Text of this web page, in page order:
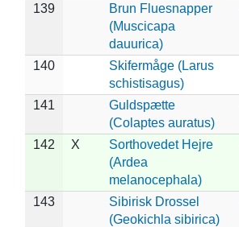
139
Brun Fluesnapper
(Muscicapa
dauurica)
140
Skifermåge (Larus
schistisagus)
141
Guldspætte
(Colaptes auratus)
142 X
Sorthovedet Hejre
(Ardea
melanocephala)
143
Sibirisk Drossel
(Geokichla sibirica)